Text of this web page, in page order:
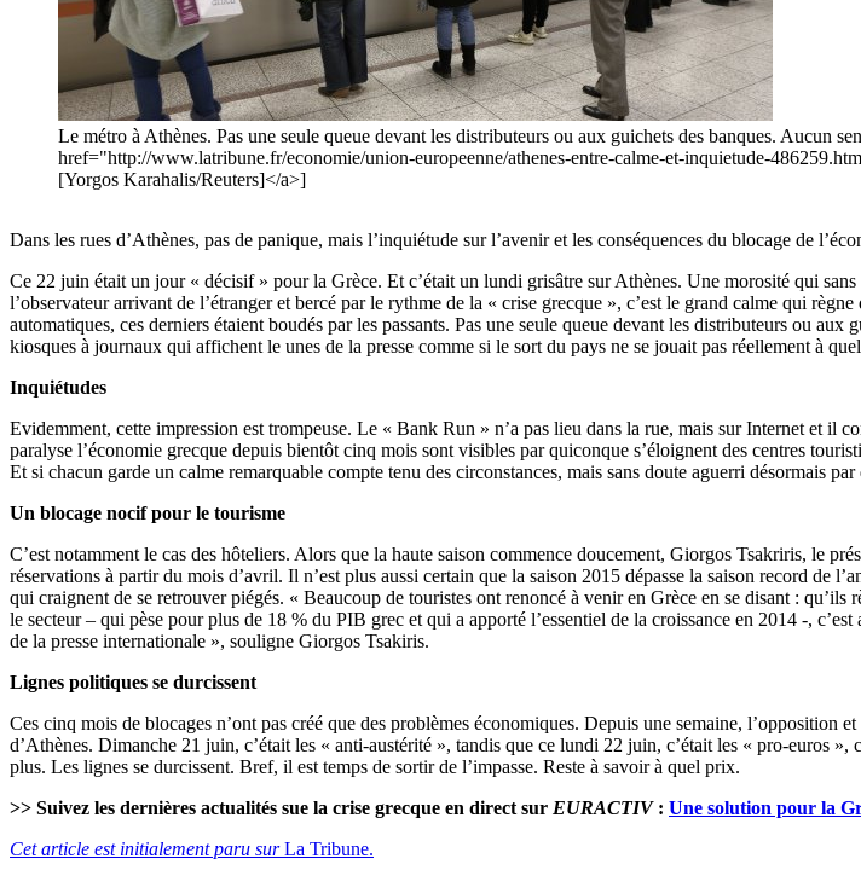
Le métro à Athènes. Pas une seule queue devant les distributeurs ou aux guichets des banques. Aucun
href="http://www.latribune.fr/economie/union-europeenne/athenes-entre-calme-et-inquietude-
[Yorgos Karahalis/Reuters]</a>]
Dans les rues d’Athènes, pas de panique, mais l’inquiétude sur l’avenir et les conséquences du blocage de
Ce 22 juin était un jour « décisif » pour la Grèce. Et c’était un lundi grisâtre sur Athènes. Une morosité qui
l’observateur arrivant de l’étranger et bercé par le rythme de la « crise grecque », c’est le grand calme qui
automatiques, ces derniers étaient boudés par les passants. Pas une seule queue devant les distributeurs ou
kiosques à journaux qui affichent le unes de la presse comme si le sort du pays ne se jouait pas réellement à
Inquiétudes
Evidemment, cette impression est trompeuse. Le « Bank Run » n’a pas lieu dans la rue, mais sur Internet et il
paralyse l’économie grecque depuis bientôt cinq mois sont visibles par quiconque s’éloignent des centres
Et si chacun garde un calme remarquable compte tenu des circonstances, mais sans doute aguerri désormais
Un blocage nocif pour le tourisme
C’est notamment le cas des hôteliers. Alors que la haute saison commence doucement, Giorgos Tsakriris, le
réservations à partir du mois d’avril. Il n’est plus aussi certain que la saison 2015 dépasse la saison record de
qui craignent de se retrouver piégés. « Beaucoup de touristes ont renoncé à venir en Grèce en se disant :
le secteur – qui pèse pour plus de 18 % du PIB grec et qui a apporté l’essentiel de la croissance en 2014 -,
de la presse internationale », souligne Giorgos Tsakiris.
Lignes politiques se durcissent
Ces cinq mois de blocages n’ont pas créé que des problèmes économiques. Depuis une semaine,
d’Athènes. Dimanche 21 juin, c’était les « anti-austérité », tandis que ce lundi 22 juin, c’était les « pro-euros
plus. Les lignes se durcissent. Bref, il est temps de sortir de l’impasse. Reste à savoir à quel prix.
>> Suivez les dernières actualités sue la crise grecque en direct sur EURACTIV : Une solution pour la
Cet article est initialement paru surLa Tribune.